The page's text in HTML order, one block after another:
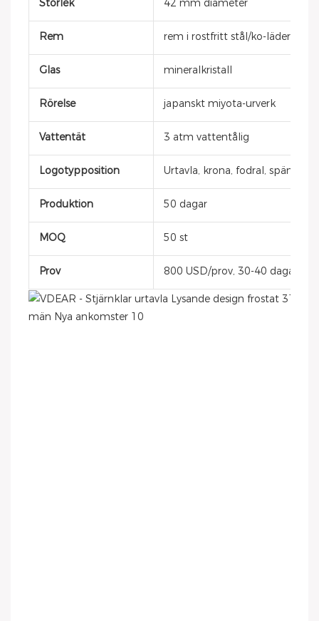
Storlek 42 mm diameter
Rem rem i rostfritt stål/ko-läder
Glas mineralkristall
Rörelse japanskt miyota-urverk
Vattentät 3 atm vattentålig
Logotypposition Urtavla, krona, fodral, spänne,
Produktion 50 dagar
MOQ 50 st
Prov 800 USD/prov, 30-40 dagar